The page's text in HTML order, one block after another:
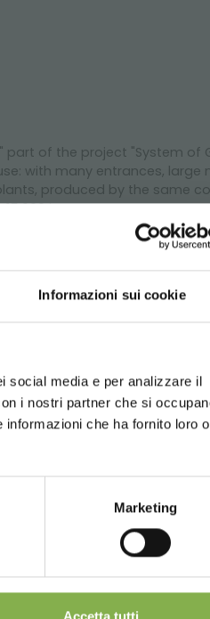
Informazioni sui cookie
social media e per analizzare il
i nostri partner che si
che ha fornito loro o
Marketing
part of the project "System of
with many entrances, large
produced by the same
items.
with various optional, such
of high aesthetic and highly
DIRECTORY SITEMAP
ENGLISH